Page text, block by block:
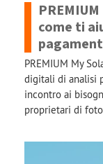
come ti
PREMIUM My
digitali di analisi
incontro ai
proprietari di